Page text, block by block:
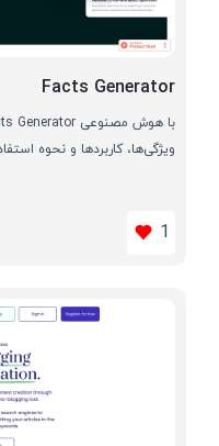
Facts Generator
ویژگی‌ها، کاربردها و نحوه
1